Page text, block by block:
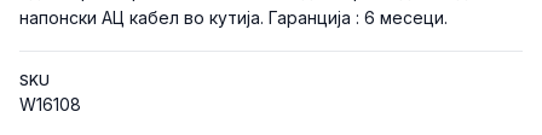
напонски АЦ кабел во кутија. Гаранција : 6 месеци.
SKU
W16108